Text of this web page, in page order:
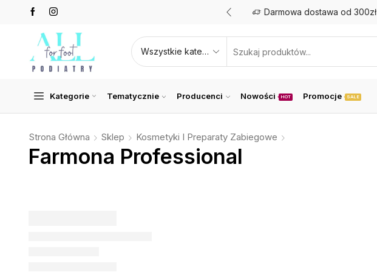
Promocje nawet do 50% Darmowa dostawa od 300zł
Kategorie Tematycznie Producenci Nowości HOT Promocje SALE
Strona Główna Sklep Kosmetyki I Preparaty Zabiegowe
Farmona Professional